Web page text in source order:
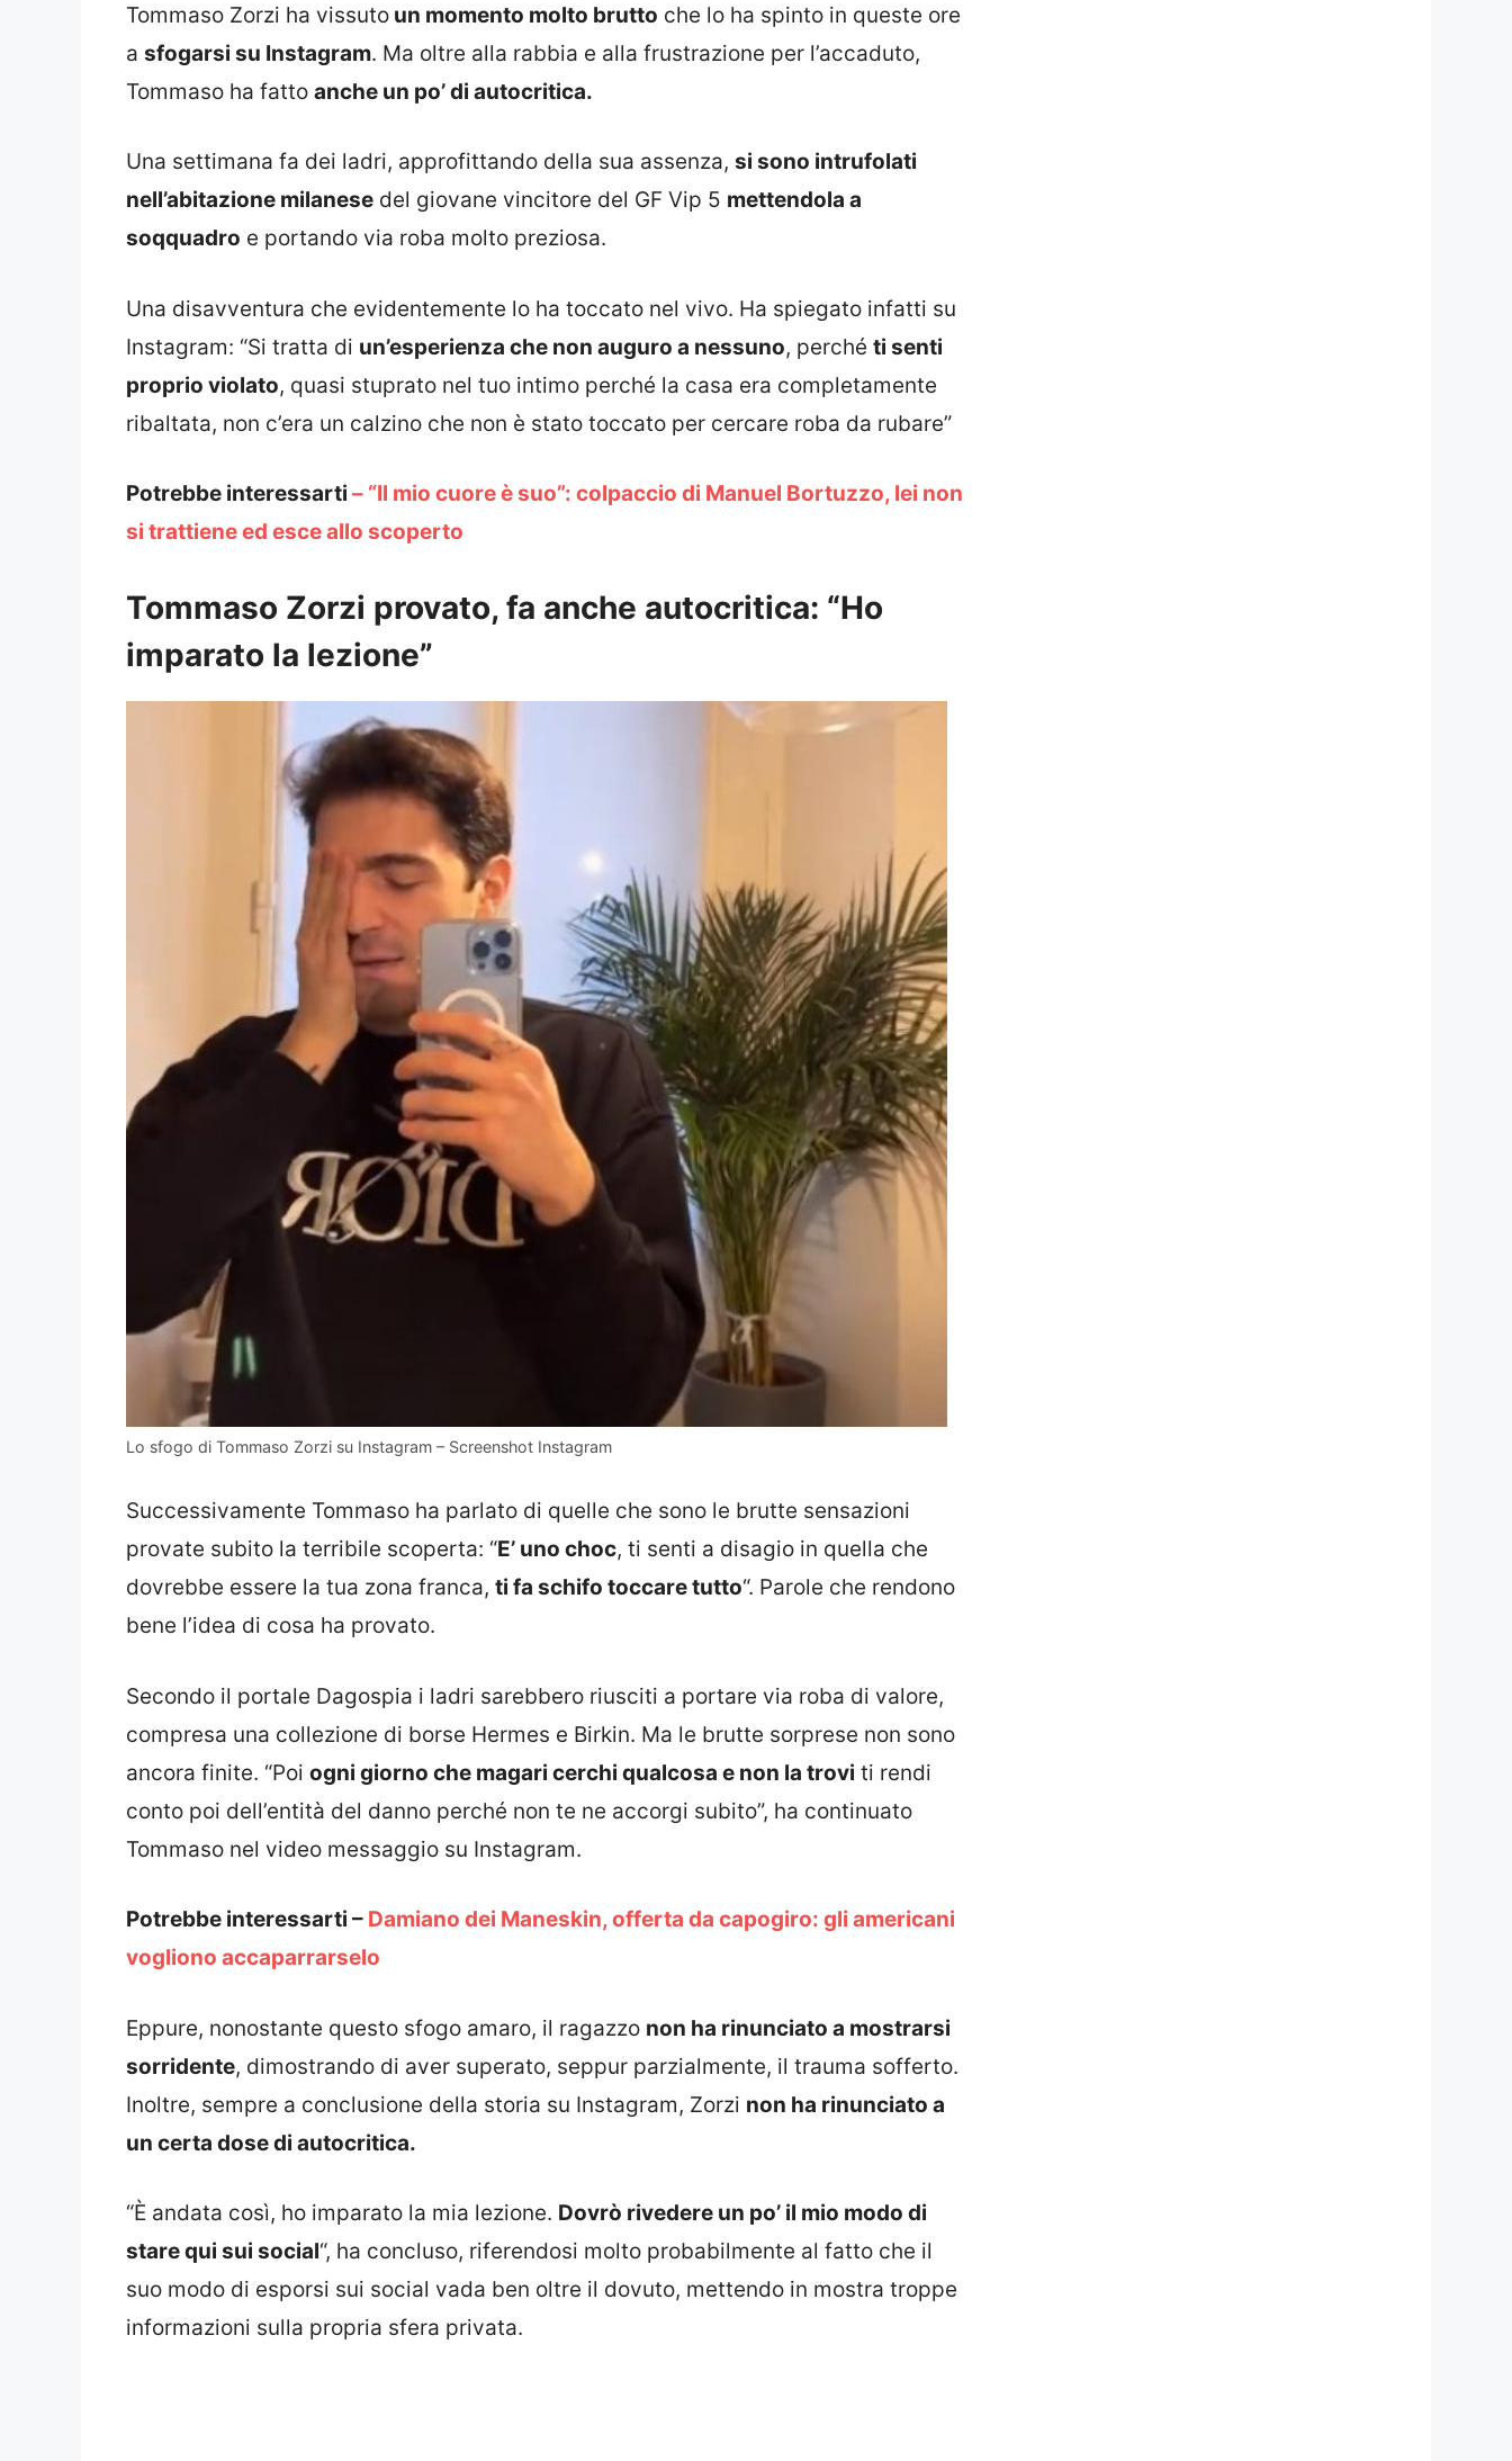
Tommaso Zorzi ha vissuto un momento molto brutto che lo ha spinto in queste ore
a sfogarsi su Instagram. Ma oltre alla rabbia e alla frustrazione per l’accaduto,
Tommaso ha fatto anche un po’ di autocritica.
Una settimana fa dei ladri, approfittando della sua assenza, si sono intrufolati
nell’abitazione milanese del giovane vincitore del GF Vip 5 mettendola a
soqquadro e portando via roba molto preziosa.
Una disavventura che evidentemente lo ha toccato nel vivo. Ha spiegato infatti su
Instagram: “Si tratta di un’esperienza che non auguro a nessuno, perché ti senti
proprio violato, quasi stuprato nel tuo intimo perché la casa era completamente
ribaltata, non c’era un calzino che non è stato toccato per cercare roba da rubare”
Potrebbe interessarti – “Il mio cuore è suo”: colpaccio di Manuel Bortuzzo, lei non
si trattiene ed esce allo scoperto
Tommaso Zorzi provato, fa anche autocritica: “Ho
imparato la lezione”
Lo sfogo di Tommaso Zorzi su Instagram – Screenshot Instagram
Successivamente Tommaso ha parlato di quelle che sono le brutte sensazioni
provate subito la terribile scoperta: “E’ uno choc, ti senti a disagio in quella che
dovrebbe essere la tua zona franca, ti fa schifo toccare tutto“. Parole che rendono
bene l’idea di cosa ha provato.
Secondo il portale Dagospia i ladri sarebbero riusciti a portare via roba di valore,
compresa una collezione di borse Hermes e Birkin. Ma le brutte sorprese non sono
ancora finite. “Poi ogni giorno che magari cerchi qualcosa e non la trovi ti rendi
conto poi dell’entità del danno perché non te ne accorgi subito”, ha continuato
Tommaso nel video messaggio su Instagram.
Potrebbe interessarti – Damiano dei Maneskin, offerta da capogiro: gli americani
vogliono accaparrarselo
Eppure, nonostante questo sfogo amaro, il ragazzo non ha rinunciato a mostrarsi
sorridente, dimostrando di aver superato, seppur parzialmente, il trauma sofferto.
Inoltre, sempre a conclusione della storia su Instagram, Zorzi non ha rinunciato a
un certa dose di autocritica.
“È andata così, ho imparato la mia lezione. Dovrò rivedere un po’ il mio modo di
stare qui sui social“, ha concluso, riferendosi molto probabilmente al fatto che il
suo modo di esporsi sui social vada ben oltre il dovuto, mettendo in mostra troppe
informazioni sulla propria sfera privata.